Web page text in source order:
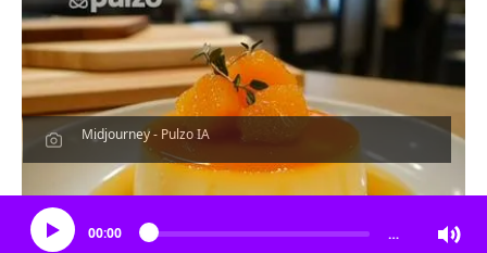
Midjourney - Pulzo IA
Escucha el artículo
00:00 …